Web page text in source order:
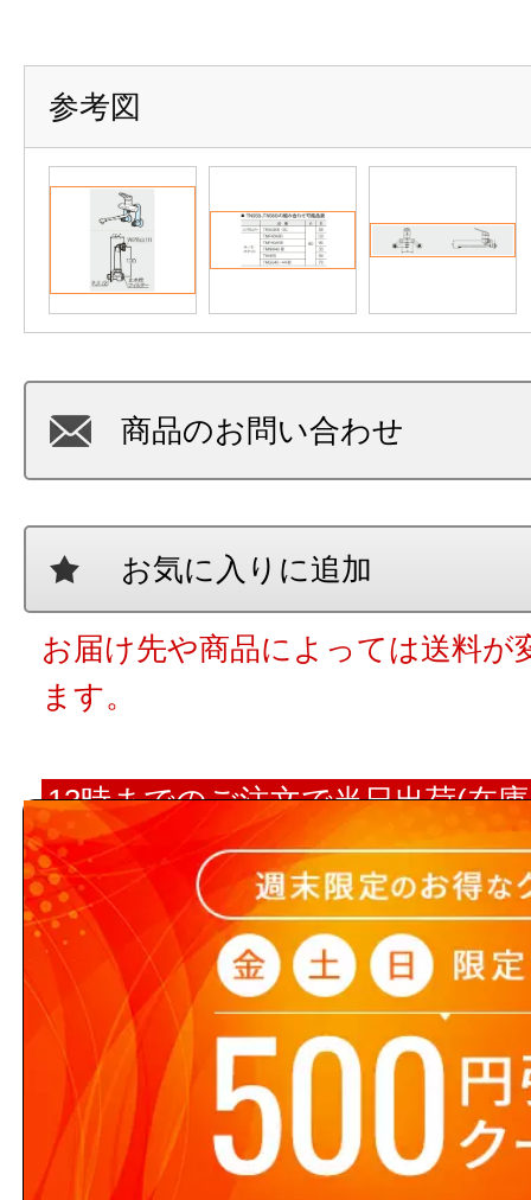
参考図
商品のお問い合わせ
お気に入りに追加
お届け先や商品によっては送料が
ます。
13時までのご注文で当日出荷(在
時までのご注文された場合に限り
翌営業日出荷となります。
【ご注意ください】 商品名や
ト数が入っていない場合、単品
注文の際の合計金額は発注単
でご注意下さい。